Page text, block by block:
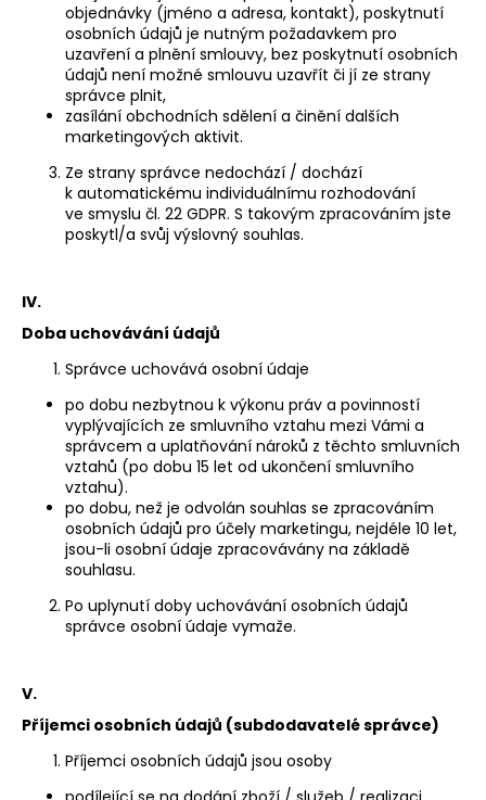
objednávky (jméno a adresa, kontakt), poskytnutí
osobních údajů je nutným požadavkem pro
uzavření a plnění smlouvy, bez poskytnutí osobních
údajů není možné smlouvu uzavřít či jí ze strany
správce plnit,
zasílání obchodních sdělení a činění dalších
marketingových aktivit.
Ze strany správce nedochází / dochází
k automatickému individuálnímu rozhodování
ve smyslu čl. 22 GDPR. S takovým zpracováním jste
poskytl/a svůj výslovný souhlas.
IV.
Doba uchovávání údajů
Správce uchovává osobní údaje
po dobu nezbytnou k výkonu práv a povinností
vyplývajících ze smluvního vztahu mezi Vámi a
správcem a uplatňování nároků z těchto smluvních
vztahů (po dobu 15 let od ukončení smluvního
vztahu).
po dobu, než je odvolán souhlas se zpracováním
osobních údajů pro účely marketingu, nejdéle 10 let,
jsou-li osobní údaje zpracovávány na základě
souhlasu.
Po uplynutí doby uchovávání osobních údajů
správce osobní údaje vymaže.
V.
Příjemci osobních údajů (subdodavatelé správce)
Příjemci osobních údajů jsou osoby